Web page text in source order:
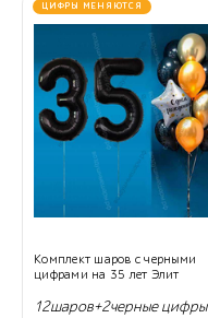
ЦИФРЫ МЕНЯЮТСЯ
Комплект шаров с черными
цифрами на 35 лет Элит
12шаров+2черные цифры